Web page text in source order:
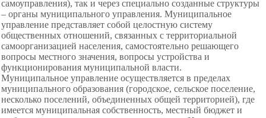
самоуправления), так и через специально созданные структуры
– органы муниципального управления. Муниципальное
управление представляет собой целостную систему
общественных отношений, связанных с территориальной
самоорганизацией населения, самостоятельно решающего
вопросы местного значения, вопросы устройства и
функционирования муниципальной власти.
Муниципальное управление осуществляется в пределах
муниципального образования (городское, сельское поселение,
несколько поселений, объединенных общей территорией), где
имеется муниципальная собственность, местный бюджет и